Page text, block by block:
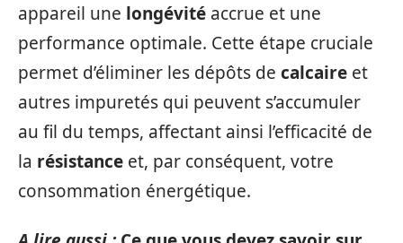
appareil une longévité accrue et une
performance optimale. Cette étape cruciale
permet d’éliminer les dépôts de calcaire et
autres impuretés qui peuvent s’accumuler
au fil du temps, affectant ainsi l’efficacité de
la résistance et, par conséquent, votre
consommation énergétique.